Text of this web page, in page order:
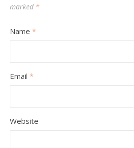
marked *
Name *
Email *
Website